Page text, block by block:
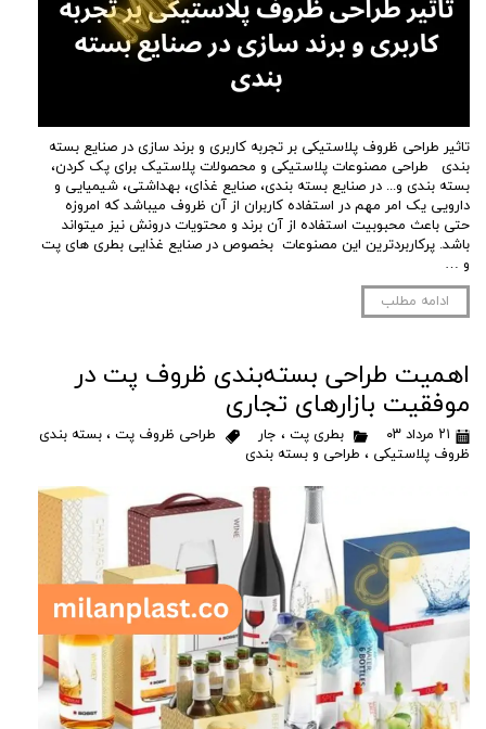
تاثیر طراحی ظروف پلاستیکی بر تجربه کاربری و برند سازی در صنایع بسته
بندی طراحی مصنوعات پلاستیکی و محصولات پلاستیک برای پک کردن،
بسته بندی و... در صنایع بسته بندی، صنایع غذای، بهداشتی، شیمیایی و
دارویی یک امر مهم در استفاده کاربران از آن ظروف میباشد که امروزه
حتی باعث محبوبیت استفاده از آن برند و محتویات درونش نیز میتواند
باشد. پرکاربردترین این مصنوعات بخصوص در صنایع غذایی بطری های پت
و …
ادامه مطلب
اهمیت طراحی بسته‌بندی ظروف پت در
موفقیت بازارهای تجاری
۲۱ مرداد ۰۳ بطری پت ، جار طراحی ظروف پت ، بسته بندی
ظروف پلاستیکی ، طراحی و بسته بندی